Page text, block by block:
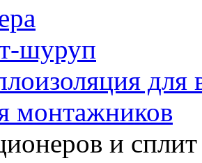
шуруп
для
монтажников
и